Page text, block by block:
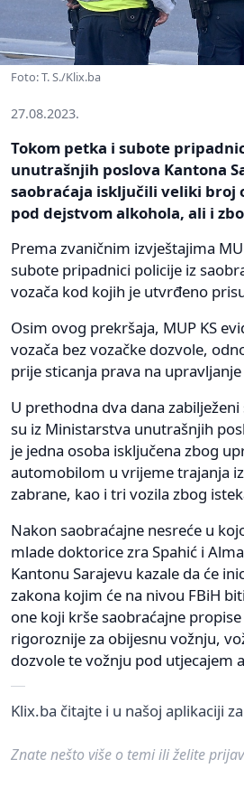
Foto: T. S./Klix.ba
27.08.2023.
Tokom petka i subote
unutrašnjih poslova Kantona
saobraćaja isključili veliki broj
pod dejstvom alkohola, ali i
Prema zvaničnim izvještajima
subote pripadnici policije iz
vozača kod kojih je utvrđeno
Osim ovog prekršaja, MUP KS
vozača bez vozačke dozvole,
prije sticanja prava na
U prethodna dva dana
su iz Ministarstva unutrašnjih
je jedna osoba isključena zbog
automobilom u vrijeme trajanja
zabrane, kao i tri vozila zbog
Nakon saobraćajne nesreće u
mlade doktorice zra Spahić i
Kantonu Sarajevu kazale da će
zakona kojim će na nivou FBiH
one koji krše saobraćajne
rigoroznije za obijesnu vožnju,
dozvole te vožnju pod utjecajem
Klix.ba čitajte i u našoj aplikaciji za
Znate nešto više o temi ili želite